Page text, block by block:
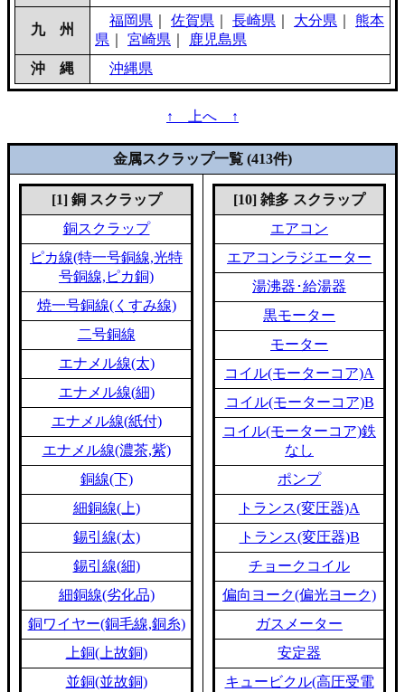
九 州
福岡県 佐賀県 長崎県 大分県
熊本
県
宮崎県
鹿児島県
沖 縄
沖縄県
↑ 上へ ↑
金属スクラップ一覧 (413件)
[1] 銅 スクラップ
銅スクラップ
ピカ線(特一号銅線,光特
号銅線,ピカ銅)
焼一号銅線(くすみ線)
二号銅線
エナメル線(太)
エナメル線(細)
エナメル線(紙付)
エナメル線(濃茶,紫)
銅線(下)
細銅線(上)
錫引線(太)
錫引線(細)
細銅線(劣化品)
銅ワイヤー(銅毛線,銅糸)
上銅(上故銅)
並銅(並故銅)
[10] 雑多 スクラップ
エアコン
エアコンラジエーター
湯沸器･給湯器
黒モーター
モーター
コイル(モーターコア)A
コイル(モーターコア)B
コイル(モーターコア)鉄
なし
ポンプ
トランス(変圧器)A
トランス(変圧器)B
チョークコイル
偏向ヨーク(偏光ヨーク)
ガスメーター
安定器
キュービクル(高圧受電